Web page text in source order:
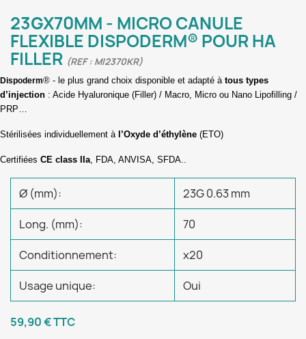
23GX70MM - MICRO CANULE
FLEXIBLE DISPODERM® POUR HA
FILLER (REF : MI2370KR)
Dispoderm® - le plus grand choix disponible et adapté à tous types
d’injection : Acide Hyaluronique (Filler) / Macro, Micro ou Nano Lipofilling /
PRP…
Stérilisées individuellement à l’Oxyde d’éthylène (ETO)
Certifiées CE class IIa, FDA, ANVISA, SFDA..
Ø (mm): 23G 0.63 mm
Long. (mm): 70
Conditionnement: x20
Usage unique: Oui
59,90 €TTC